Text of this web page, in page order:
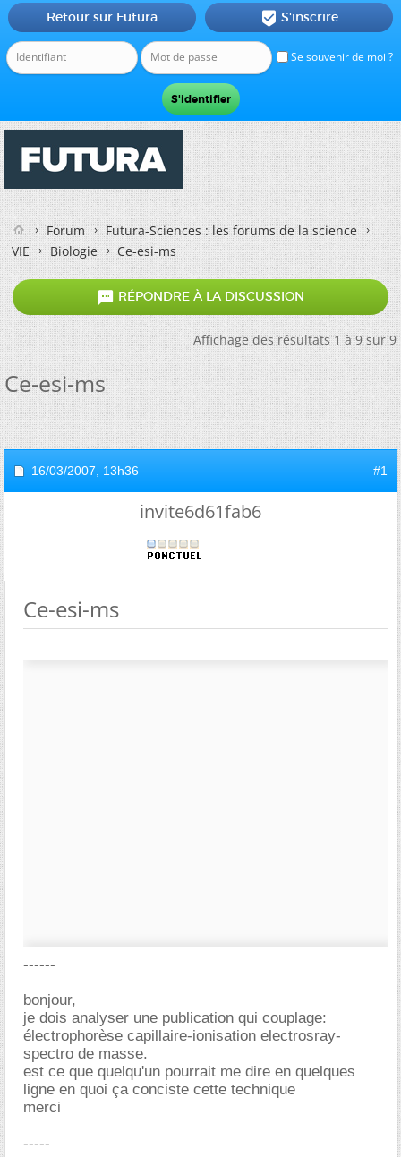
Se souvenir de moi ?
Retour sur Futura  S'inscrire
Forum
Futura-Sciences : les forums de la science
VIE
Biologie Ce-esi-ms
 RÉPONDRE À LA DISCUSSION
Affichage des résultats 1 à 9 sur 9
Ce-esi-ms
16/03/2007, 13h36 #1
invite6d61fab6
Ce-esi-ms
------
bonjour,
je dois analyser une publication qui couplage:
électrophorèse capillaire-ionisation electrosray-
spectro de masse.
est ce que quelqu'un pourrait me dire en quelques
ligne en quoi ça conciste cette technique
merci
-----